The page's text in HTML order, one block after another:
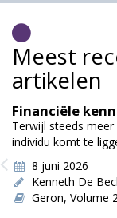
Meest
artikelen
Financiële
Terwijl steeds
individu komt te
écht voorbereid…
8 juni 2026
Kenneth De
Geron, Volume